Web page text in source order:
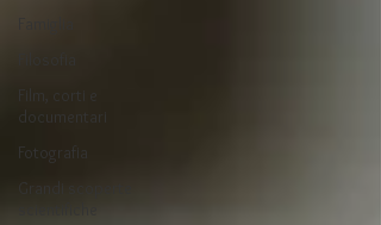
documentari
Fotografia
Grandi scoperte